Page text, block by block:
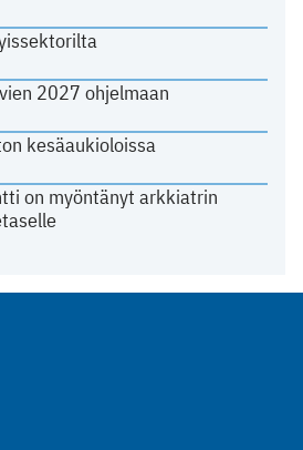
2027 ohjelmaan
kesäaukioloissa
on myöntänyt arkkiatrin